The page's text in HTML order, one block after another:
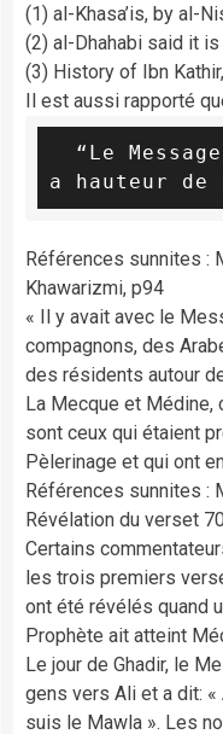
(1) al-Khasa’is, by al-
(2) al-Dhahabi said it
(3) History of Ibn
Il est aussi rapporté
a hauteur de
Références sunnites :
Khawarizmi, p94
« Il y avait avec le
compagnons, des
des résidents autour
La Mecque et Médine,
sont ceux qui étaient
Pèlerinage et qui ont
Références sunnites :
Révélation du verset
Certains
les trois premiers
ont été révélés quand
Prophète ait atteint
Le jour de Ghadir, le
gens vers Ali et a dit:
suis le Mawla ». Les